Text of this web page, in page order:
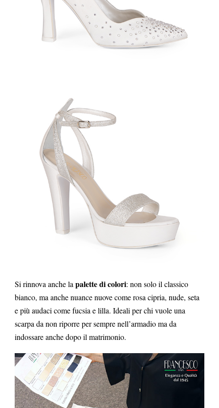
Si rinnova anche lapalette di colori: non solo il classico
bianco, ma anche nuance nuove come rosa cipria, nude, seta
e più audaci come fucsia e lilla. Ideali per chi vuole una
scarpa da non riporre per sempre nell’armadio ma da
indossare anche dopo il matrimonio.